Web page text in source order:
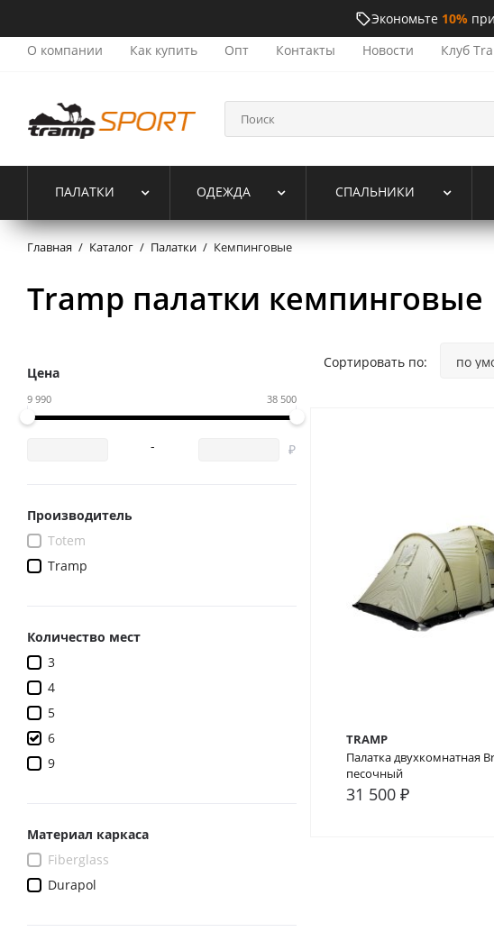
Экономьте 10%при
О компании
Как купить Опт Контакты Новости Клуб
ПАЛАТКИ ОДЕЖДА СПАЛЬНИКИ
Главная / Каталог / Палатки / Кемпинговые
Tramp палатки кемпинговые
Цена
9 990 38 500
-
Производитель
Totem
Tramp
Количество мест
3
4
5
6
9
Материал каркаса
Fiberglass
Durapol
Сортировать по:
TRAMP
Палатка двухкомнатная
песочный
31 500 ₽
В сравнение